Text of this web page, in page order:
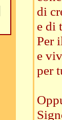
di
e di
Per
e
per